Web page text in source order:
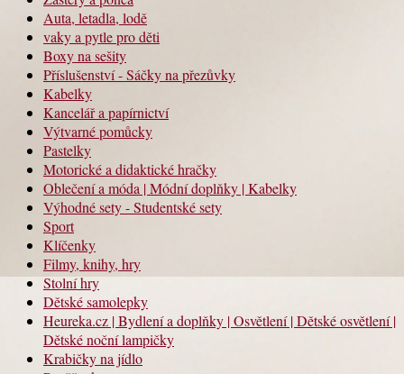
Auta, letadla, lodě
vaky a pytle pro děti
Boxy na sešity
Příslušenství - Sáčky na přezůvky
Kabelky
Kancelář a papírnictví
Výtvarné pomůcky
Pastelky
Motorické a didaktické hračky
Oblečení a móda | Módní doplňky | Kabelky
Výhodné sety - Studentské sety
Sport
Klíčenky
Filmy, knihy, hry
Stolní hry
Dětské samolepky
Heureka.cz | Bydlení a doplňky | Osvětlení | Dětské osvětlení |
Dětské noční lampičky
Krabičky na jídlo